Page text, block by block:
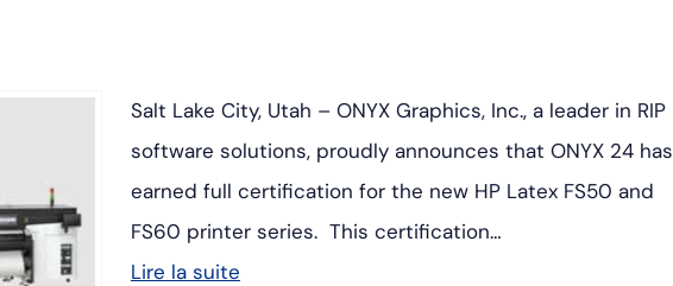
Salt Lake City, Utah – ONYX Graphics, Inc., a leader in RIP
software solutions, proudly announces that ONYX 24 has
earned full certification for the new HP Latex FS50 and
FS60 printer series. This certification…
Lire la suite